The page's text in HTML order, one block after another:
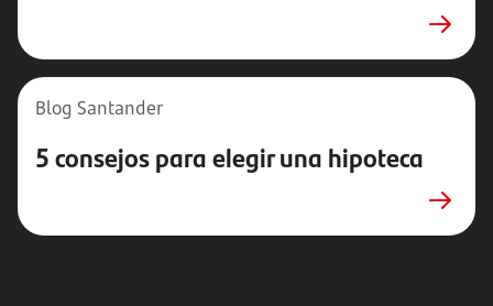
Blog Santander
5 consejos para elegir una hipoteca